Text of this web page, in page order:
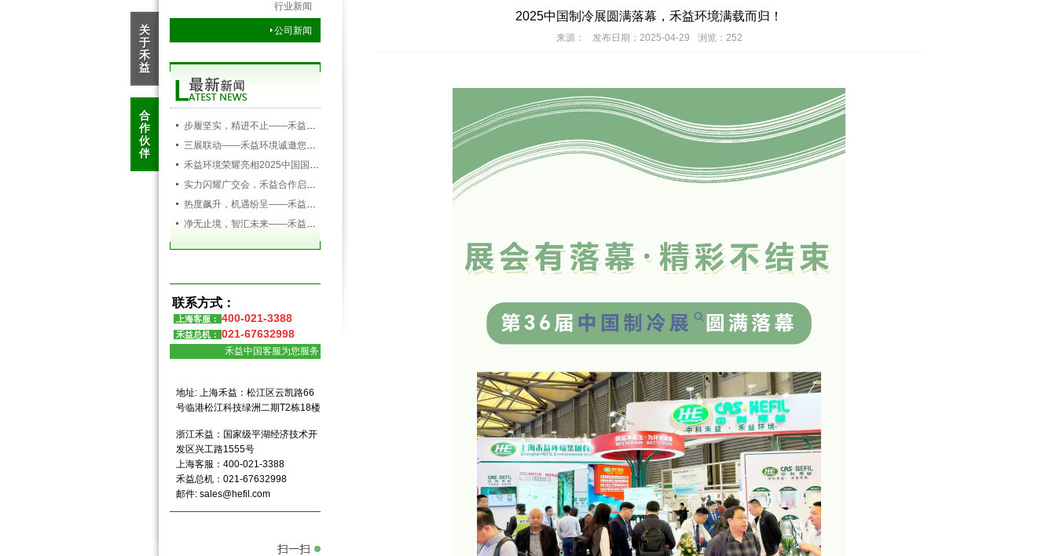
关
于
禾
益
合
作
伙
伴
行业新闻
公司新闻
步履坚实，精进不止——禾益环境2025年大事记
三展联动——禾益环境诚邀您共赴2026上半年全球暖通制冷行业盛会
禾益环境荣耀亮相2025中国国际空调通风制冷及冷链产业展览会，以创新科技引领行业未来
实力闪耀广交会，禾益合作启新程——禾益环境第138届广交会圆满落幕
热度飙升，机遇纷呈——禾益环境持续发力，精彩依旧
净无止境，智汇未来——禾益环境亮相第138届广交会
联系方式：
上海客服： 400-021-3388
禾益总机： 021-67632998
禾益中国客服为您服务
地址: 上海禾益：松江区云凯路66
号临港松江科技绿洲二期T2栋18楼
浙江禾益：国家级平湖经济技术开
发区兴工路1555号
上海客服：400-021-3388
禾益总机：021-67632998
邮件: sales@hefil.com
扫一扫
2025中国制冷展圆满落幕，禾益环境满载而归！
来源： 发布日期：2025-04-29 浏览： 252